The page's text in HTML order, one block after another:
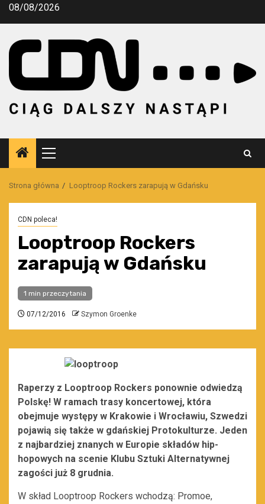
Przejdź
08/08/2026
Menu
główne
Strona główna Looptroop Rockers zarapują w Gdańsku
CDN poleca!
Looptroop Rockers
zarapują w Gdańsku
1 min przeczytania
07/12/2016 Szymon Groenke
Raperzy z Looptroop Rockers ponownie odwiedzą
Polskę! W ramach trasy koncertowej, która
obejmuje występy w Krakowie i Wrocławiu, Szwedzi
pojawią się także w gdańskiej Protokulturze. Jeden
z najbardziej znanych w Europie składów hip-
hopowych na scenie Klubu Sztuki Alternatywnej
zagości już 8 grudnia.
W skład Looptroop Rockers wchodzą: Promoe,